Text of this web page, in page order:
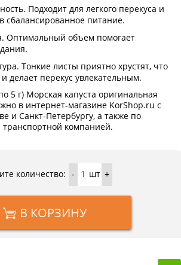
Подходит для легкого перекуса и
сбалансированное питание.
Оптимальный объем помогает
Тонкие листы приятно хрустят, что
делает перекус увлекательным.
5 г) Морская капуста оригинальная
в интернет-магазине KorShop.ru с
и Санкт-Петербургу, а также по
транспортной компанией.
количество: - шт +
В КОРЗИНУ